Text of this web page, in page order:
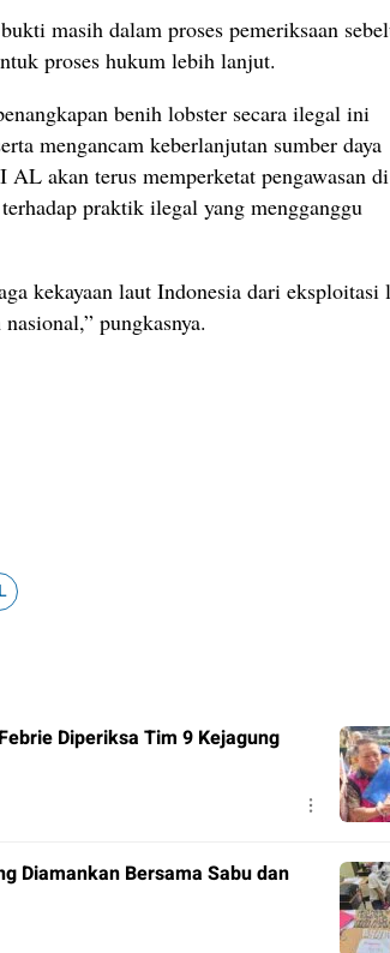
masih dalam proses pemeriksaan
proses hukum lebih lanjut.
benih lobster secara ilegal ini
mengancam keberlanjutan sumber daya
akan terus memperketat pengawasan di
praktik ilegal yang mengganggu
kekayaan laut Indonesia dari eksploitasi
pungkasnya.
Diperiksa Tim 9 Kejagung
Diamankan Bersama Sabu dan